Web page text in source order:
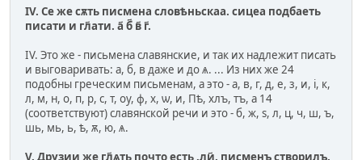
IV. Се же сѫть писмена словѣньскаа. сицеа подбаеть
писати и гл҃ати. а҃ б҃ в҃ г҃.
IV. Это же - письмена славянские, и так их надлежит писать
и выговаривать: а, б, в даже и до ѧ. ... Из них же 24
подобны греческим письменам, а это - а, в, г, д, е, з, и, i, к,
л, м, н, о, п, р, с, т, оу, ф, х, ѡ, и, Пѣ, хлъ, тъ, а 14
(соответствуют) славянской речи и это - б, ж, s, л, ц, ч, ш, ъ,
шь, мь, ь, ѣ, ѫ, ю, ѧ.
V. Друзии же гл҃ѧть почто есть .ли҃. писменъ створилъ.